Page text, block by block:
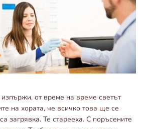
от време на време светът
на хората, че всичко това ще се
загрявка. Те старееха. С поръсените